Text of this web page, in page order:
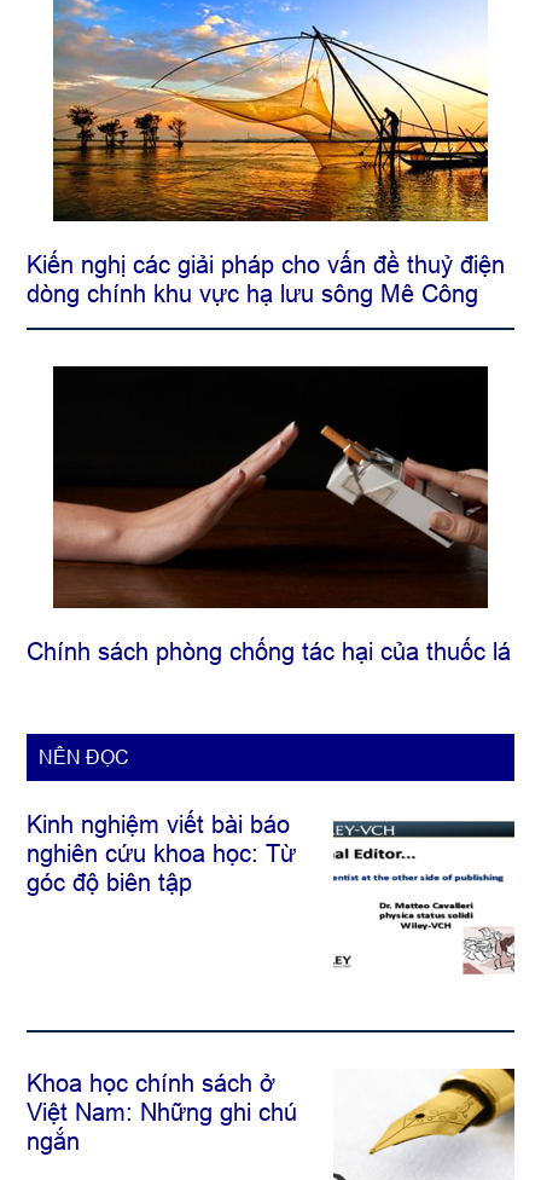
Kiến nghị các giải pháp cho vấn đề thuỷ điện
dòng chính khu vực hạ lưu sông Mê Công
Chính sách phòng chống tác hại của thuốc lá
NÊN ĐỌC
Kinh nghiệm viết bài báo
nghiên cứu khoa học: Từ
góc độ biên tập
Khoa học chính sách ở
Việt Nam: Những ghi chú
ngắn